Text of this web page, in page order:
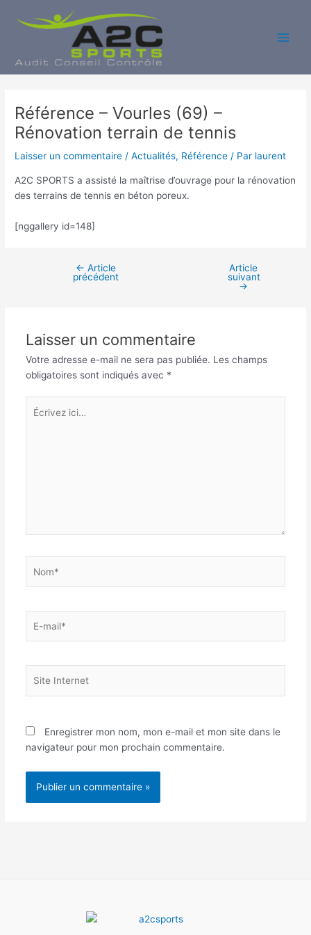
Référence – Vourles (69) –
Rénovation terrain de tennis
Laisser un commentaire /Actualités, Référence / Par laurent
A2C SPORTS a assisté la maîtrise d’ouvrage pour la rénovation
des terrains de tennis en béton poreux.
[nggallery id=148]
Navigation
← Article
précédent
Article
suivant
→
Laisser un commentaire
Votre adresse e-mail ne sera pas publiée. Les champs
obligatoires sont indiqués avec *
Écrivez
ici…
mail*
Internet
Enregistrer mon nom, mon e-mail et mon site dans le
navigateur pour mon prochain commentaire.